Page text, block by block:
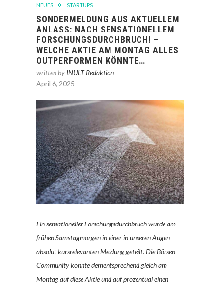
NEUES
STARTUPS
SONDERMELDUNG AUS AKTUELLEM
ANLASS: NACH SENSATIONELLEM
FORSCHUNGSDURCHBRUCH! –
WELCHE AKTIE AM MONTAG ALLES
OUTPERFORMEN KÖNNTE…
written by INULT Redaktion
April 6, 2025
Ein sensationeller Forschungsdurchbruch wurde am
frühen Samstagmorgen in einer in unseren Augen
absolut kursrelevanten Meldung geteilt. Die Börsen-
Community könnte dementsprechend gleich am
Montag auf diese Aktie und auf prozentual einen